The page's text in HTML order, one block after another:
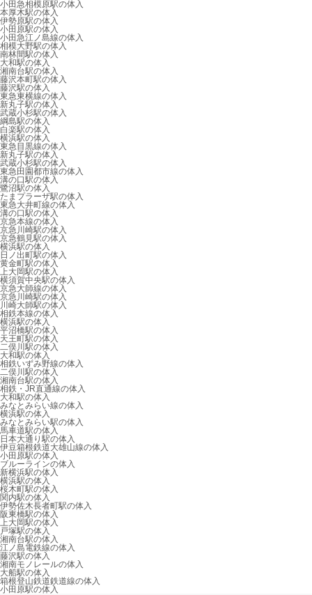
小田急相模原駅の体入
本厚木駅の体入
伊勢原駅の体入
小田原駅の体入
小田急江ノ島線の体入
相模大野駅の体入
南林間駅の体入
大和駅の体入
湘南台駅の体入
藤沢本町駅の体入
藤沢駅の体入
東急東横線の体入
新丸子駅の体入
武蔵小杉駅の体入
綱島駅の体入
白楽駅の体入
横浜駅の体入
東急目黒線の体入
新丸子駅の体入
武蔵小杉駅の体入
東急田園都市線の体入
溝の口駅の体入
鷺沼駅の体入
たまプラーザ駅の体入
東急大井町線の体入
溝の口駅の体入
京急本線の体入
京急川崎駅の体入
京急鶴見駅の体入
横浜駅の体入
日ノ出町駅の体入
黄金町駅の体入
上大岡駅の体入
横須賀中央駅の体入
京急大師線の体入
京急川崎駅の体入
川崎大師駅の体入
相鉄本線の体入
横浜駅の体入
平沼橋駅の体入
天王町駅の体入
二俣川駅の体入
大和駅の体入
相鉄いずみ野線の体入
二俣川駅の体入
湘南台駅の体入
相鉄・JR直通線の体入
大和駅の体入
みなとみらい線の体入
横浜駅の体入
みなとみらい駅の体入
馬車道駅の体入
日本大通り駅の体入
伊豆箱根鉄道大雄山線の体入
小田原駅の体入
ブルーラインの体入
新横浜駅の体入
横浜駅の体入
桜木町駅の体入
関内駅の体入
伊勢佐木長者町駅の体入
阪東橋駅の体入
上大岡駅の体入
戸塚駅の体入
湘南台駅の体入
江ノ島電鉄線の体入
藤沢駅の体入
湘南モノレールの体入
大船駅の体入
箱根登山鉄道鉄道線の体入
小田原駅の体入